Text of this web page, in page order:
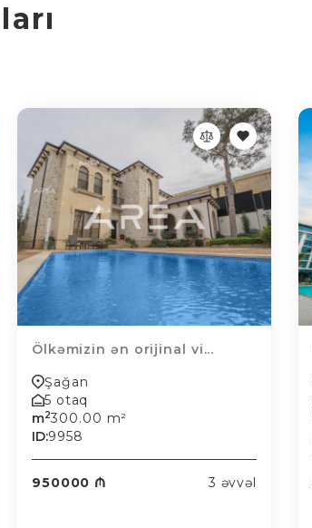
Ölkəmizin ən orijinal vi...
Şağan
5 otaq
m2300.00 m²
ID:9958
950000 ₼ 3 əvvəl